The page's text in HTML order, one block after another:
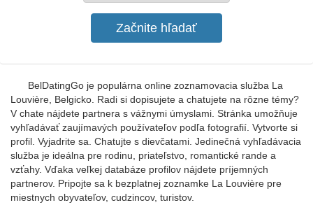
BelDatingGo je populárna online zoznamovacia služba La
Louvière, Belgicko. Radi si dopisujete a chatujete na rôzne témy?
V chate nájdete partnera s vážnymi úmyslami. Stránka umožňuje
vyhľadávať zaujímavých používateľov podľa fotografií. Vytvorte si
profil. Vyjadrite sa. Chatujte s dievčatami. Jedinečná vyhľadávacia
služba je ideálna pre rodinu, priateľstvo, romantické rande a
vzťahy. Vďaka veľkej databáze profilov nájdete príjemných
partnerov. Pripojte sa k bezplatnej zoznamke La Louvière pre
miestnych obyvateľov, cudzincov, turistov.